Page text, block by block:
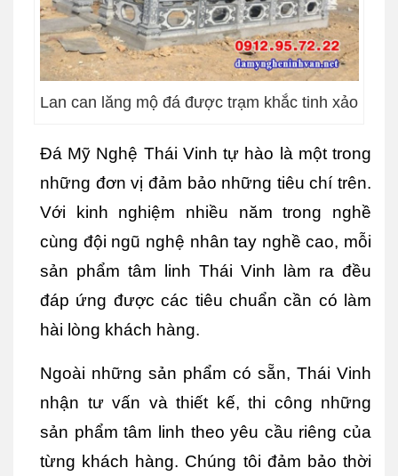
Lan can lăng mộ đá được trạm khắc tinh xảo
Đá Mỹ Nghệ Thái Vinh tự hào là một trong
những đơn vị đảm bảo những tiêu chí trên.
Với kinh nghiệm nhiều năm trong nghề
cùng đội ngũ nghệ nhân tay nghề cao, mỗi
sản phẩm tâm linh Thái Vinh làm ra đều
đáp ứng được các tiêu chuẩn cần có làm
hài lòng khách hàng.
Ngoài những sản phẩm có sẵn, Thái Vinh
nhận tư vấn và thiết kế, thi công những
sản phẩm tâm linh theo yêu cầu riêng của
từng khách hàng. Chúng tôi đảm bảo thời